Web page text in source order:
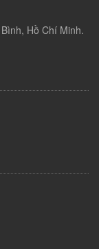
Hồ Chí Minh.